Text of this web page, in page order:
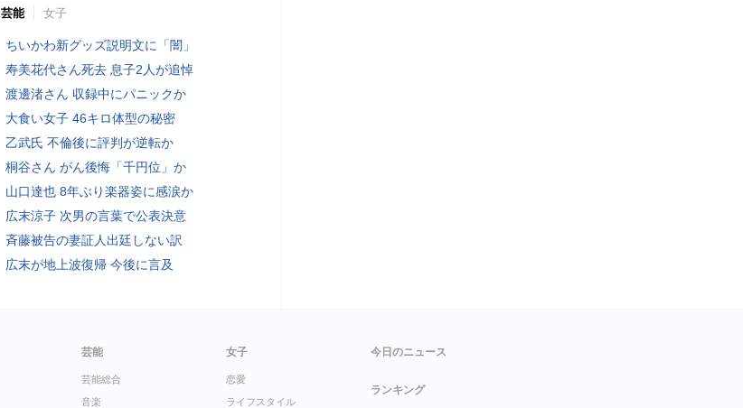
芸能 女子
ちいかわ新グッズ説明文に「闇」
寿美花代さん死去 息子2人が追悼
渡邊渚さん 収録中にパニックか
大食い女子 46キロ体型の秘密
乙武氏 不倫後に評判が逆転か
桐谷さん がん後悔「千円位」か
山口達也 8年ぶり楽器姿に感涙か
広末涼子 次男の言葉で公表決意
斉藤被告の妻証人出廷しない訳
広末が地上波復帰 今後に言及
芸能
芸能総合
音楽
女子
恋愛
ライフスタイル
今日のニュース
ランキング